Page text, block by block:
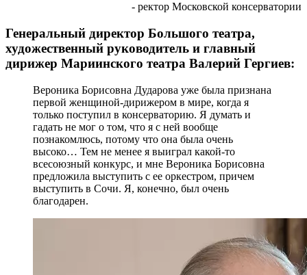
- ректор Московской консерватории
Генеральный директор Большого театра,
художественный руководитель и главный
дирижер Мариинского театра Валерий Гергиев:
Вероника Борисовна Дударова уже была признана
первой женщиной-дирижером в мире, когда я
только поступил в консерваторию. Я думать и
гадать не мог о том, что я с ней вообще
познакомлюсь, потому что она была очень
высоко… Тем не менее я выиграл какой-то
всесоюзный конкурс, и мне Вероника Борисовна
предложила выступить с ее оркестром, причем
выступить в Сочи. Я, конечно, был очень
благодарен.